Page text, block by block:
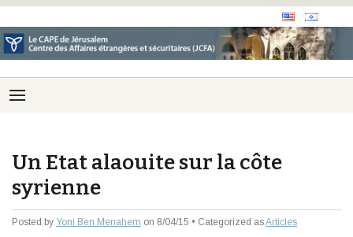
Un Etat alaouite sur la côte
syrienne
Posted by Yoni Ben Menahem on 8/04/15 • Categorized asArticles